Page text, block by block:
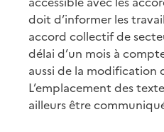
doit d’informer les
accord collectif de
délai d’un mois à
aussi de la modification
L’emplacement des
ailleurs être